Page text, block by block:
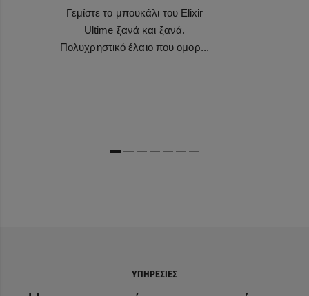
Γεμίστε το μπουκάλι του Elixir
Ultime ξανά και ξανά.
Πολυχρηστικό έλαιο που ομορ...
ΥΠΗΡΕΣΊΕΣ